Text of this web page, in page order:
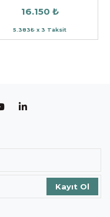
16.150 ₺
5.383₺ x 3 Taksit